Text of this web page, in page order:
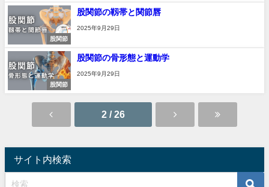
股関節
股関節の靱帯と関節唇
2025年9月29日
股関節
股関節の骨形態と運動学
2025年9月29日
2 / 26
サイト内検索